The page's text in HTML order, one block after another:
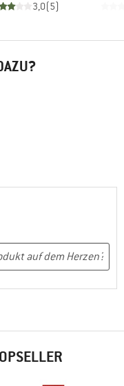
3,0(5)